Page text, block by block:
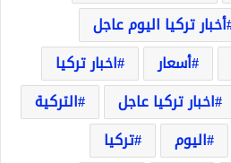
أخبار تركيا اليوم عاجل
أسعار
اخبار تركيا
اخبار تركيا عاجل
التركية
اليوم
تركيا